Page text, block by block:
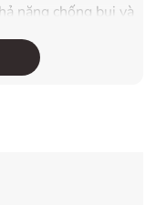
năng chống bụi và
ảnh gia cũng như
trong những môi
chiếc
hậu cảnh
như những gì